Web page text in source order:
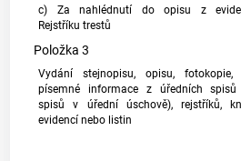
c) Za nahlédnutí do opisu z
Rejstříku trestů
Položka 3
Vydání stejnopisu, opisu,
písemné informace z úředních spisů
spisů v úřední úschově), rejstříků,
evidencí nebo listin